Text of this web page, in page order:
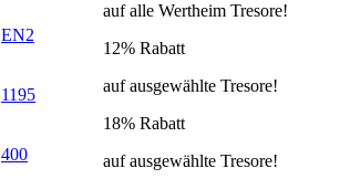
EN2
1195
400
auf alle Wertheim Tresore!
12% Rabatt
auf ausgewählte Tresore!
18% Rabatt
auf ausgewählte Tresore!